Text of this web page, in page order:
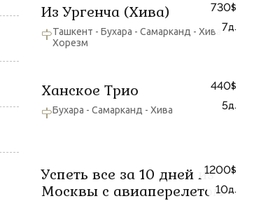
Из Ургенча (Хива)
Ташкент - Бухара - Самарканд - Хива -
Хорезм
730$
7д.
Ханское Трио
Бухара - Самарканд - Хива
440$
5д.
Успеть все за 10 дней из
Москвы с авиаперелетом
1200$
10д.